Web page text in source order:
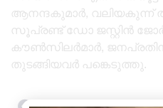
ആനന്ദകുമാർ,
സൂപ്രണ്ട് ഡോ ജസ്റ്റിൻ
കൗൺസിലർമാർ,
തുടങ്ങിയവർ പങ്കെടുത്തു.